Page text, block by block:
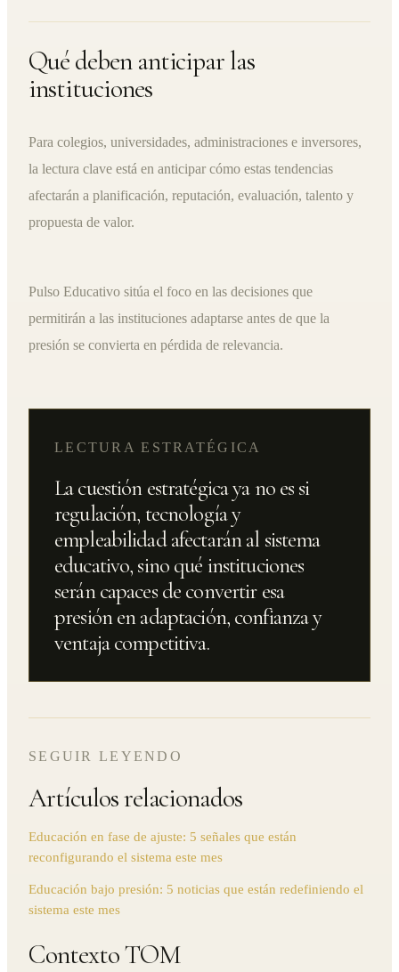
Qué deben anticipar las
instituciones
Para colegios, universidades, administraciones e inversores,
la lectura clave está en anticipar cómo estas tendencias
afectarán a planificación, reputación, evaluación, talento y
propuesta de valor.
Pulso Educativo sitúa el foco en las decisiones que
permitirán a las instituciones adaptarse antes de que la
presión se convierta en pérdida de relevancia.
LECTURA ESTRATÉGICA
La cuestión estratégica ya no es si
regulación, tecnología y
empleabilidad afectarán al sistema
educativo, sino qué instituciones
serán capaces de convertir esa
presión en adaptación, confianza y
ventaja competitiva.
SEGUIR LEYENDO
Artículos relacionados
Educación en fase de ajuste: 5 señales que están
reconfigurando el sistema este mes
Educación bajo presión: 5 noticias que están redefiniendo el
sistema este mes
Contexto TOM